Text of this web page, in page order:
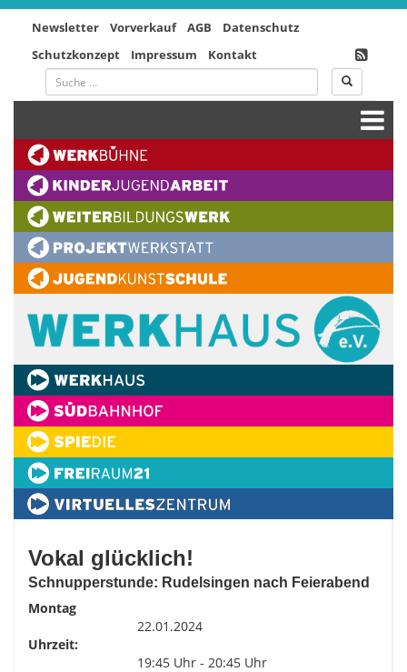
Newsletter Vorverkauf AGB
Datenschutz
Schutzkonzept
Impressum Kontakt
Vokal glücklich!
Schnupperstunde: Rudelsingen nach Feierabend
Montag
22.01.2024
Uhrzeit:
19:45 Uhr - 20:45 Uhr